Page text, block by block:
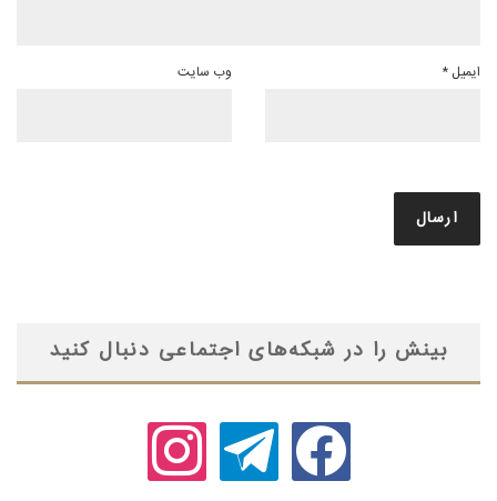
ایمیل * وب‌ سایت
بینش را در شبکه‌های اجتماعی دنبال کنید
facebook
telegram
instagram